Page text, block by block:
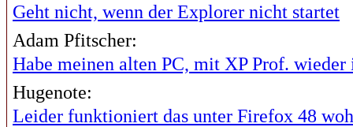
Geht nicht, wenn der Explorer nicht startet
Adam Pfitscher:
Habe meinen alten PC, mit XP Prof. wieder
Hugenote:
Leider funktioniert das unter Firefox 48